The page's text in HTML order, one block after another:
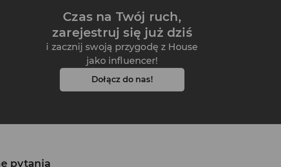
Czas na Twój ruch,
zarejestruj się już dziś
i zacznij swoją przygodę z House
jako influencer!
Dołącz do nas!
pytania